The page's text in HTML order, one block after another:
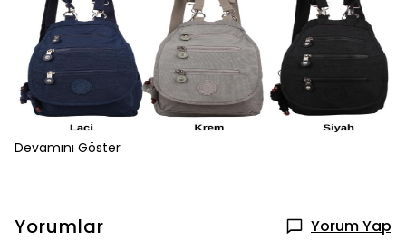
Devamını Göster
Yorumlar Yorum Yap